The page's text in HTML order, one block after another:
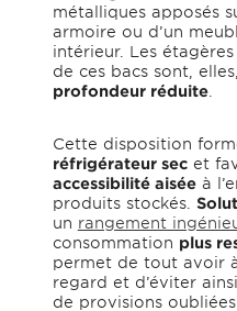
métalliques apposés
armoire ou d’un
intérieur. Les
de ces bacs sont,
profondeur réduite.
Cette disposition
réfrigérateur secet
accessibilité aiséeà
produits stockés.
un rangement
consommation plus
permet de tout avoir
regard et d’éviter
de provisions